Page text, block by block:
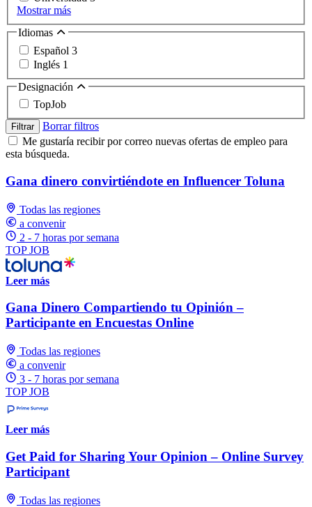
Mostrar más
Idiomas
Español 3
Inglés 1
Designación
TopJob
Filtrar
Borrar filtros
Me gustaría recibir por correo nuevas ofertas de empleo para
esta búsqueda.
Gana dinero convirtiéndote en Influencer Toluna
Todas las regiones
a convenir
2 - 7 horas por semana
TOP JOB
Leer más
Gana Dinero Compartiendo tu Opinión –
Participante en Encuestas Online
Todas las regiones
a convenir
3 - 7 horas por semana
TOP JOB
Leer más
Get Paid for Sharing Your Opinion – Online Survey
Participant
Todas las regiones